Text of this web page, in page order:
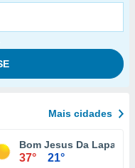
Mais cidades
Bom Jesus Da Lapa
37° 21°